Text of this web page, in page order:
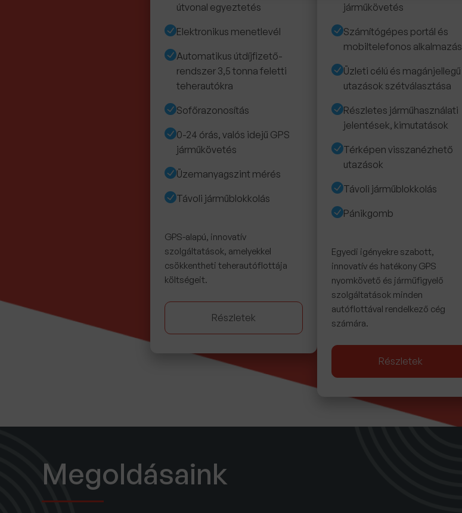
útvonal egyeztetés
Elektronikus menetlevél
Automatikus útdíjfizető-
rendszer 3,5 tonna feletti
teherautókra
Sofőrazonosítás
0-24 órás, valós idejű GPS
járműkövetés
Üzemanyagszint mérés
Távoli járműblokkolás
GPS-alapú, innovatív
szolgáltatások, amelyekkel
csökkentheti teherautóflottája
költségeit.
Részletek
járműkövetés
Számítógépes portál és
mobiltelefonos alkalmazás
Üzleti célú és magánjellegű
utazások szétválasztása
Részletes járműhasználati
jelentések, kimutatások
Térképen visszanézhető
utazások
Távoli járműblokkolás
Pánikgomb
Egyedi igényekre szabott,
innovatív és hatékony GPS
nyomkövető és járműfigyelő
szolgáltatások minden
autóflottával rendelkező cég
számára.
Részletek
Megoldásaink